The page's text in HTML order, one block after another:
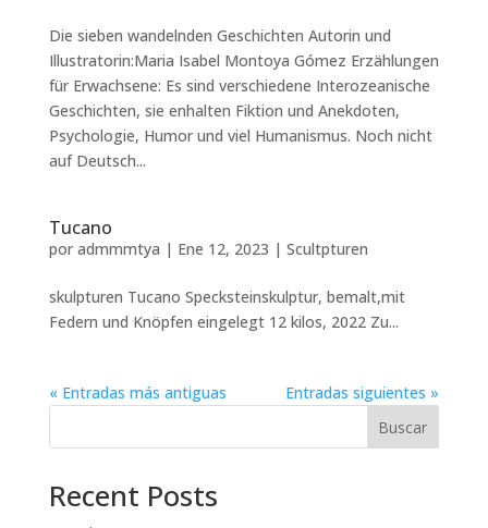
Die sieben wandelnden Geschichten Autorin und
Illustratorin:Maria Isabel Montoya Gómez Erzählungen
für Erwachsene: Es sind verschiedene Interozeanische
Geschichten, sie enhalten Fiktion und Anekdoten,
Psychologie, Humor und viel Humanismus. Noch nicht
auf Deutsch...
Tucano
por admmmtya | Ene 12, 2023 | Scultpturen
skulpturen Tucano Specksteinskulptur, bemalt,mit
Federn und Knöpfen eingelegt 12 kilos, 2022 Zu...
« Entradas más antiguas
Entradas siguientes »
Buscar
Recent Posts